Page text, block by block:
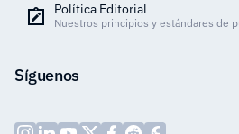
Política Editorial
Nuestros principios y estándares de
Síguenos